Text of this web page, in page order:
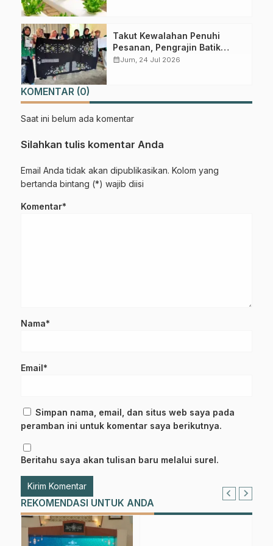
Gabung Channel WhatsApp NU
Dapatkan info kegiatan, kajian, dan berita terbaru langsung dari
Takut Kewalahan Penuhi
Pesanan, Pengrajin Batik
Randupitu Belum Mau Buka
calendar_monthJum, 24 Jul 2026
KOMENTAR (0)
Saat ini belum ada komentar
Silahkan tulis komentar Anda
Email Anda tidak akan dipublikasikan. Kolom yang
bertanda bintang (*) wajib diisi
Komentar*
Nama*
Email*
Simpan nama, email, dan situs web saya pada
peramban ini untuk komentar saya berikutnya.
Beritahu saya akan tulisan baru melalui surel.
REKOMENDASI UNTUK ANDA